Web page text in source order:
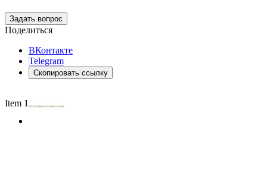
Задать вопрос
Поделиться
ВКонтакте
Telegram
Скопировать ссылку
Item 1 of 2